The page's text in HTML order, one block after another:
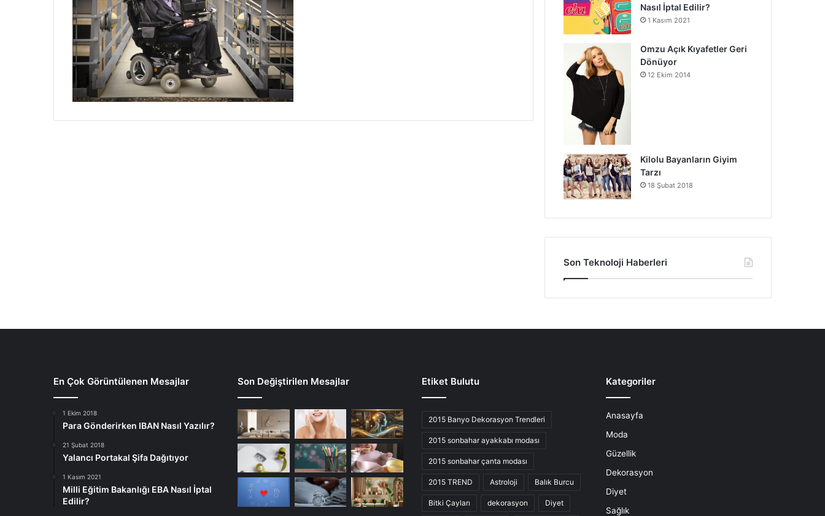
Nasıl İptal Edilir?
1 Kasım 2021
Omzu Açık Kıyafetler Geri
Dönüyor
12 Ekim 2014
Kilolu Bayanların Giyim
Tarzı
18 Şubat 2018
Son Teknoloji Haberleri
En Çok Görüntülenen Mesajlar
1 Ekim 2018
Para Gönderirken IBAN Nasıl Yazılır?
21 Şubat 2018
Yalancı Portakal Şifa Dağıtıyor
1 Kasım 2021
Milli Eğitim Bakanlığı EBA Nasıl İptal
Edilir?
Son Değiştirilen Mesajlar Etiket Bulutu
2015 Banyo Dekorasyon Trendleri
2015 sonbahar ayakkabı modası
2015 sonbahar çanta modası
2015 TREND Astroloji Balık Burcu
Bitki Çayları dekorasyon Diyet
Kategoriler
Anasayfa
Moda
Güzellik
Dekorasyon
Diyet
Sağlık